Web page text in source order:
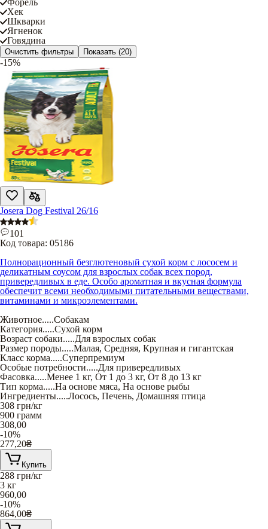
Хек
Шкварки
Ягненок
Говядина
Очистить фильтры Показать (20)
-15%
Josera Dog Festival 26/16
101
Код товара: 05186
Полнорационный безглютеновый сухой корм с лососем и
деликатным соусом для взрослых собак всех пород,
привередливых в еде. Особо ароматная и вкусная формула
обеспечит всеми необходимыми питательными веществами,
витаминами и микроэлементами.
Животное.....Собакам
Категория.....Сухой корм
Возраст собаки.....Для взрослых собак
Размер породы.....Малая, Средняя, Крупная и гигантская
Класс корма.....Суперпремиум
Особые потребности.....Для привередливых
Фасовка.....Менее 1 кг, От 1 до 3 кг, От 8 до 13 кг
Тип корма.....На основе мяса, На основе рыбы
Ингредиенты.....Лосось, Печень, Домашняя птица
308 грн/кг
900 грамм
308,00
-10%
277,20₴
Купить
288 грн/кг
3 кг
960,00
-10%
864,00₴